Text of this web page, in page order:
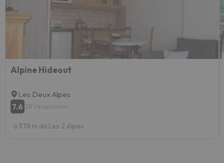
Alpine Hideout
Les Deux Alpes
7.6 28 recensioni
a 378 m da Les 2 Alpes